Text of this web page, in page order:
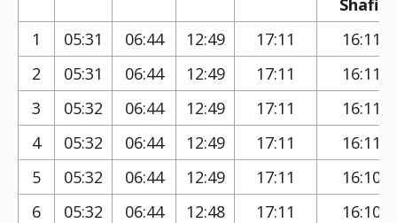
Shafi)
1
05:31 06:44 12:49 17:11
16:11
2
05:31 06:44 12:49 17:11
16:11
3
05:32 06:44 12:49 17:11
16:11
4
05:32 06:44 12:49 17:11
16:11
5
05:32 06:44 12:49 17:11
16:10
6
05:32 06:44 12:48 17:11
16:10